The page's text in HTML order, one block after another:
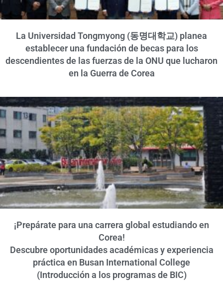
La Universidad Tongmyong (동명대학교) planea
establecer una fundación de becas para los
descendientes de las fuerzas de la ONU que lucharon
en la Guerra de Corea
¡Prepárate para una carrera global estudiando en
Corea!
Descubre oportunidades académicas y experiencia
práctica en Busan International College
(Introducción a los programas de BIC)